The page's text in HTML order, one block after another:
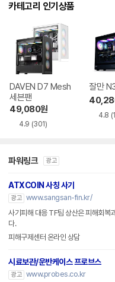
카테고리 인기상품
DAVEN D7 Mesh
세븐팬
49,080원
4.9 (301)
잘만
4.8
파워링크 광고
ATXCOIN 사칭 사기
광고 www.sangsan-fin.kr/
사기피해 대응 TF팀 상산은 피해회복
다.
피해구제센터 온라인 상담
시료보관/운반케이스 프로브스
광고 www.probes.co.kr